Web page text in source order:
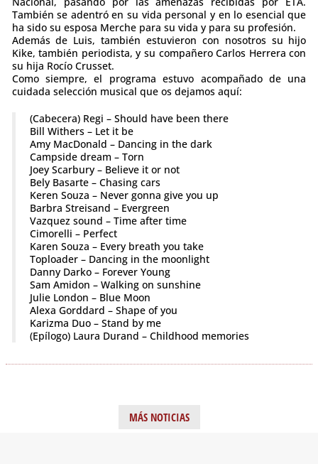
También se adentró en su vida personal y en lo esencial que
ha sido su esposa Merche para su vida y para su profesión.
Además de Luis, también estuvieron con nosotros su hijo
Kike, también periodista, y su compañero Carlos Herrera con
su hija Rocío Crusset.
Como siempre, el programa estuvo acompañado de una
cuidada selección musical que os dejamos aquí:
(Cabecera) Regi – Should have been there
Bill Withers – Let it be
Amy MacDonald – Dancing in the dark
Campside dream – Torn
Joey Scarbury – Believe it or not
Bely Basarte – Chasing cars
Keren Souza – Never gonna give you up
Barbra Streisand – Evergreen
Vazquez sound – Time after time
Cimorelli – Perfect
Karen Souza – Every breath you take
Toploader – Dancing in the moonlight
Danny Darko – Forever Young
Sam Amidon – Walking on sunshine
Julie London – Blue Moon
Alexa Gorddard – Shape of you
Karizma Duo – Stand by me
(Epílogo) Laura Durand – Childhood memories
MÁS NOTICIAS